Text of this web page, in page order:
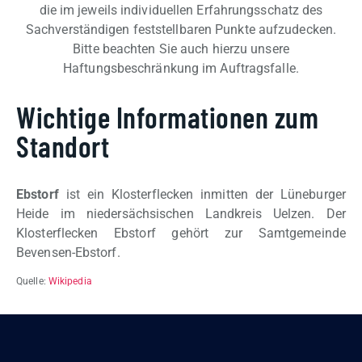
die im jeweils individuellen Erfahrungsschatz des
Sachverständigen feststellbaren Punkte aufzudecken.
Bitte beachten Sie auch hierzu unsere
Haftungsbeschränkung im Auftragsfalle.
Wichtige Informationen zum
Standort
Ebstorfist ein Klosterflecken inmitten der Lüneburger
Heide im niedersächsischen Landkreis Uelzen. Der
Klosterflecken Ebstorf gehört zur Samtgemeinde
Bevensen-Ebstorf.
Quelle: Wikipedia